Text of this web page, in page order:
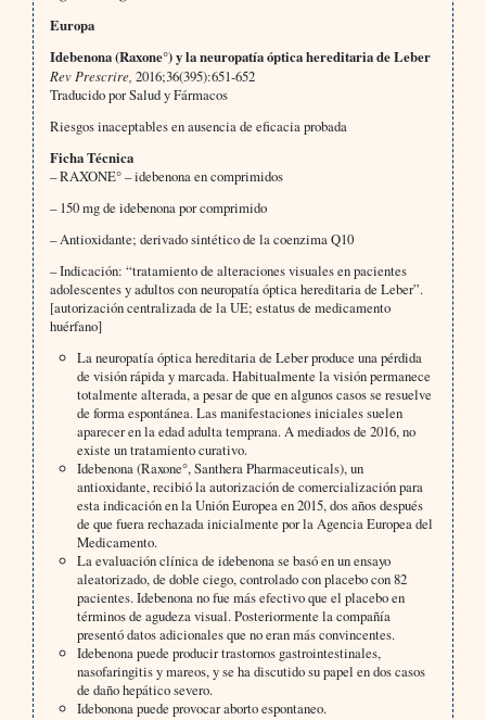
Europa
Idebenona (Raxone°) y la neuropatía óptica hereditaria de Leber
Rev Prescrire, 2016;36(395):651-652
Traducido por Salud y Fármacos
Riesgos inaceptables en ausencia de eficacia probada
Ficha Técnica
– RAXONE° – idebenona en comprimidos
– 150 mg de idebenona por comprimido
– Antioxidante; derivado sintético de la coenzima Q10
– Indicación: “tratamiento de alteraciones visuales en pacientes
adolescentes y adultos con neuropatía óptica hereditaria de Leber”.
[autorización centralizada de la UE; estatus de medicamento
huérfano]
La neuropatía óptica hereditaria de Leber produce una pérdida
de visión rápida y marcada. Habitualmente la visión permanece
totalmente alterada, a pesar de que en algunos casos se resuelve
de forma espontánea. Las manifestaciones iniciales suelen
aparecer en la edad adulta temprana. A mediados de 2016, no
existe un tratamiento curativo.
Idebenona (Raxone°, Santhera Pharmaceuticals), un
antioxidante, recibió la autorización de comercialización para
esta indicación en la Unión Europea en 2015, dos años después
de que fuera rechazada inicialmente por la Agencia Europea del
Medicamento.
La evaluación clínica de idebenona se basó en un ensayo
aleatorizado, de doble ciego, controlado con placebo con 82
pacientes. Idebenona no fue más efectivo que el placebo en
términos de agudeza visual. Posteriormente la compañía
presentó datos adicionales que no eran más convincentes.
Idebenona puede producir trastornos gastrointestinales,
nasofaringitis y mareos, y se ha discutido su papel en dos casos
de daño hepático severo.
Idebonona puede provocar aborto espontaneo.